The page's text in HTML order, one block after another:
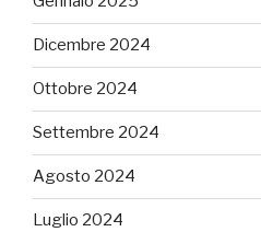
Dicembre 2024
Ottobre 2024
Settembre 2024
Agosto 2024
Luglio 2024